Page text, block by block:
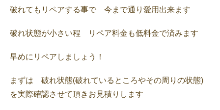
破れてもリペアする事で 今まで通り愛用出来ます
破れ状態が小さい程 リペア料金も低料金で済みます
早めにリペアしましょう！
まずは 破れ状態(破れているところやその周りの状態)
を実際確認させて頂きお見積りします